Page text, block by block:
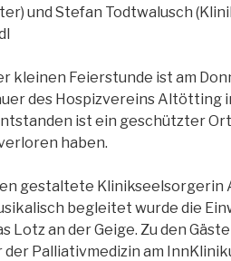
und Stefan Todtwalusch
kleinen Feierstunde ist am
des Hospizvereins Altötting
ist ein geschützter
haben.
gestaltete Klinikseelsorgerin
begleitet wurde die
Lotz an der Geige. Zu den
der Palliativmedizin am